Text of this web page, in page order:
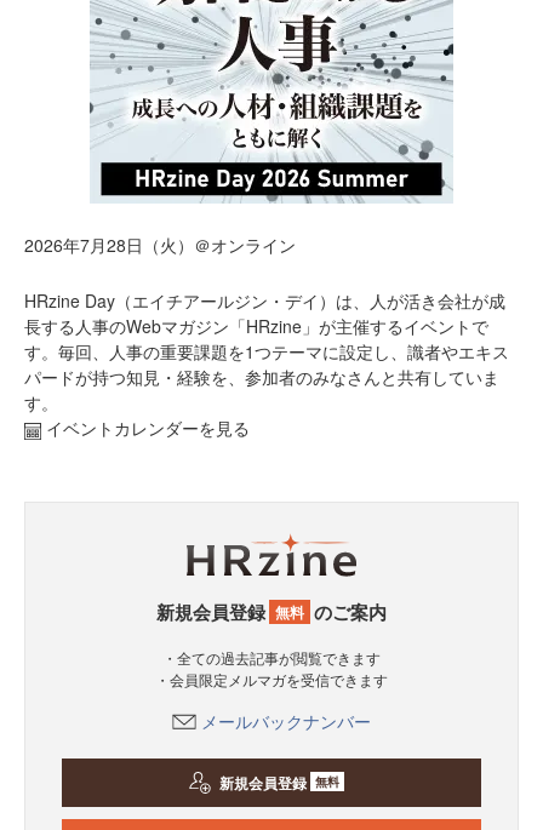
2026年7月28日（火）＠オンライン
HRzine Day（エイチアールジン・デイ）は、人が活き会社が成
長する人事のWebマガジン「HRzine」が主催するイベントで
す。毎回、人事の重要課題を1つテーマに設定し、識者やエキス
パードが持つ知見・経験を、参加者のみなさんと共有していま
す。
イベントカレンダーを見る
新規会員登録 無料 のご案内
・全ての過去記事が閲覧できます
・会員限定メルマガを受信できます
メールバックナンバー
新規会員登録 無料